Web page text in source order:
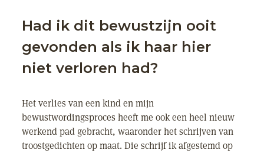
Had ik dit bewustzijn ooit
gevonden als ik haar hier
niet verloren had?
Het verlies van een kind en mijn
bewustwordingsproces heeft me ook een heel nieuw
werkend pad gebracht, waaronder het schrijven van
troostgedichten op maat. Die schrijf ik afgestemd op